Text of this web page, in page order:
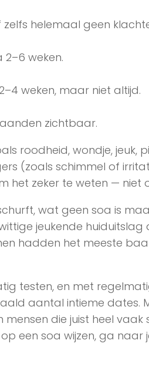
helemaal geen
weken.
weken, maar niet altijd.
zichtbaar.
roodheid, wondje,
(zoals schimmel of
het zeker te weten — niet
wat geen soa is
jeukende huiduitslag
hadden het meeste
testen, en met
aantal intieme dates.
die juist heel vaak
een soa wijzen, ga naar